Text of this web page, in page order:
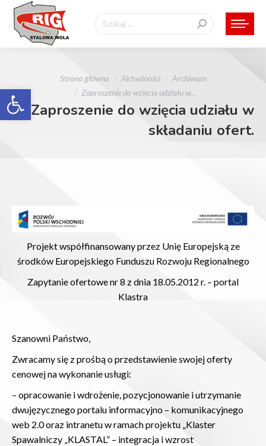
Otwórz pasek narzędzi
Szukaj:
Strona główna Aktualności
Archiwum
Zaproszenie do wzięcia udziału w…
Zaproszenie do wzięcia udziału w
składaniu ofert.
Projekt współfinansowany przez Unię Europejską ze
środków Europejskiego Funduszu Rozwoju Regionalnego
Zapytanie ofertowe nr 8 z dnia 18.05.2012 r. – portal
Klastra
Szanowni Państwo,
Zwracamy się z prośbą o przedstawienie swojej oferty
cenowej na wykonanie usługi:
– opracowanie i wdrożenie, pozycjonowanie i utrzymanie
dwujęzycznego portalu informacyjno – komunikacyjnego
web 2.0 oraz intranetu w ramach projektu „Klaster
Spawalniczy „KLASTAL” – integracja i wzrost